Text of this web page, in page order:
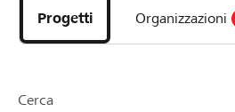
progetti
e
della
Progetti Organizzazioni
Cerca